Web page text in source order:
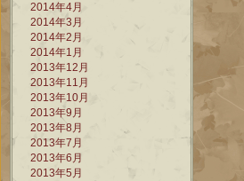
2014年4月
2014年3月
2014年2月
2014年1月
2013年12月
2013年11月
2013年10月
2013年9月
2013年8月
2013年7月
2013年6月
2013年5月